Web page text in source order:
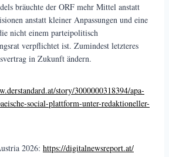
bräuchte der ORF mehr Mittel anstatt
anstatt kleiner Anpassungen und eine
nicht einem parteipolitisch
verpflichtet ist. Zumindest letzteres
in Zukunft ändern.
story/3000000318394/apa-
social-plattform-unter-redaktioneller-
2026: https://digitalnewsreport.at/